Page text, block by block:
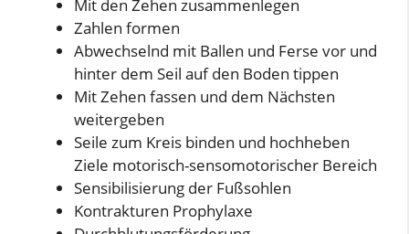
Mit den Zehen zusammenlegen
Zahlen formen
Abwechselnd mit Ballen und Ferse vor und
hinter dem Seil auf den Boden tippen
Mit Zehen fassen und dem Nächsten
weitergeben
Seile zum Kreis binden und hochheben
Ziele motorisch-sensomotorischer Bereich
Sensibilisierung der Fußsohlen
Kontrakturen Prophylaxe